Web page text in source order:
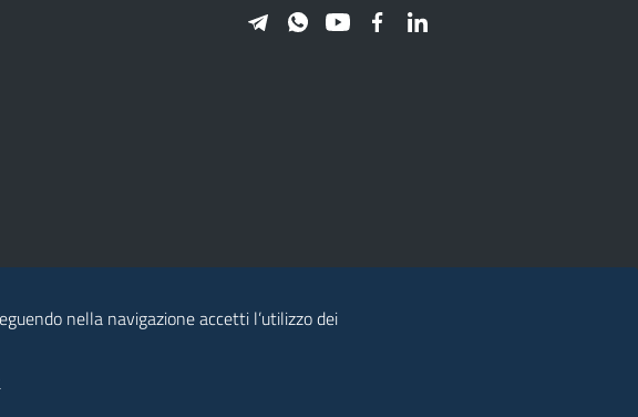
nella navigazione accetti l’utilizzo dei